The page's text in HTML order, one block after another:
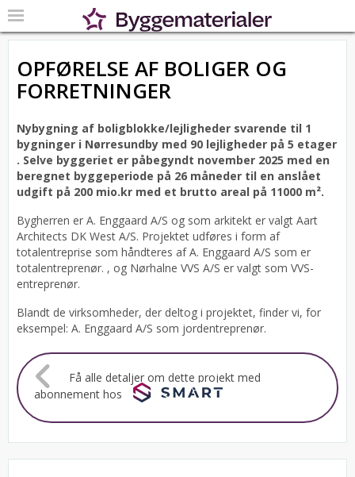
OPFØRELSE AF BOLIGER OG
FORRETNINGER
Nybygning af boligblokke/lejligheder svarende til 1
bygninger i Nørresundby med 90 lejligheder på 5 etager
. Selve byggeriet er påbegyndt november 2025 med en
beregnet byggeperiode på 26 måneder til en anslået
udgift på 200 mio.kr med et brutto areal på 11000 m².
Bygherren er A. Enggaard A/S og som arkitekt er valgt Aart
Architects DK West A/S. Projektet udføres i form af
totalentreprise som håndteres af A. Enggaard A/S som er
totalentreprenør. , og Nørhalne VVS A/S er valgt som VVS-
entreprenør.
Blandt de virksomheder, der deltog i projektet, finder vi, for
eksempel: A. Enggaard A/S som jordentreprenør.
Få alle detaljer om dette projekt med
abonnement hos